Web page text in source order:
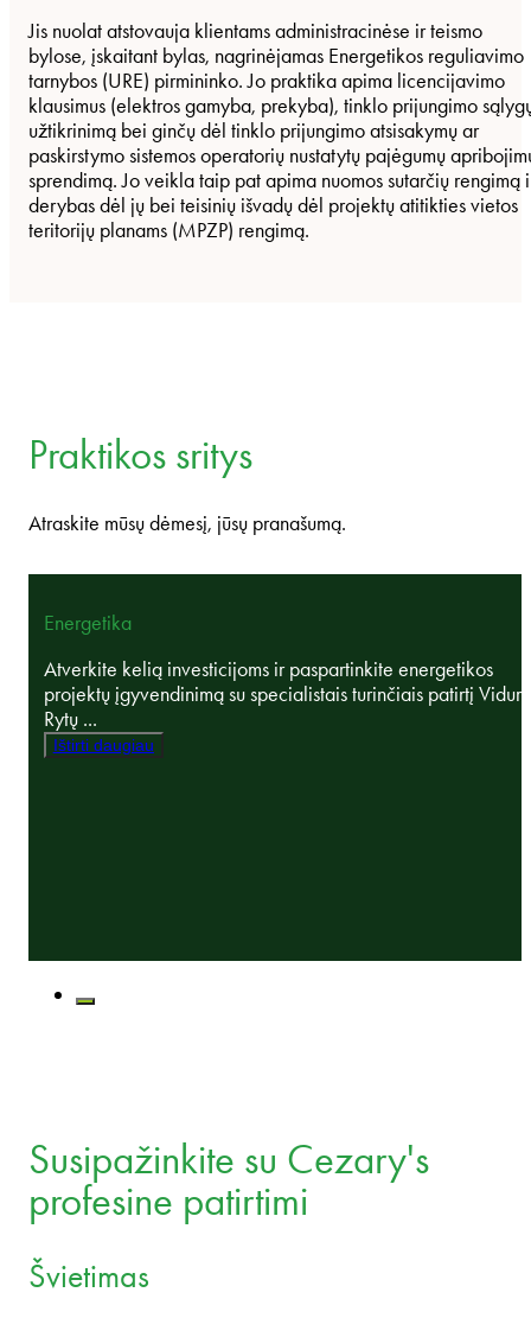
Jis nuolat atstovauja klientams administracinėse ir teismo
bylose, įskaitant bylas, nagrinėjamas Energetikos reguliavimo
tarnybos (URE) pirmininko. Jo praktika apima licencijavimo
klausimus (elektros gamyba, prekyba), tinklo prijungimo
užtikrinimą bei ginčų dėl tinklo prijungimo atsisakymų ar
paskirstymo sistemos operatorių nustatytų pajėgumų
sprendimą. Jo veikla taip pat apima nuomos sutarčių rengimą
derybas dėl jų bei teisinių išvadų dėl projektų atitikties vietos
teritorijų planams (MPZP) rengimą.
Praktikos sritys
Atraskite mūsų dėmesį, jūsų pranašumą.
Energetika
Atverkite kelią investicijoms ir paspartinkite energetikos
projektų įgyvendinimą su specialistais turinčiais patirtį
Rytų ...
Ištirti daugiau
Susipažinkite su Cezary's
profesine patirtimi
Švietimas